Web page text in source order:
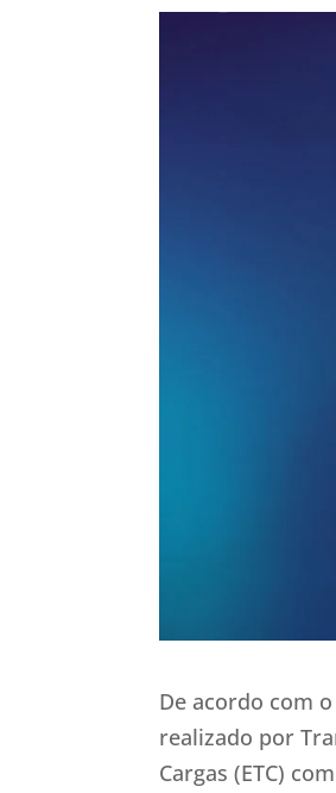
De acordo com
realizado por
Cargas (ETC)